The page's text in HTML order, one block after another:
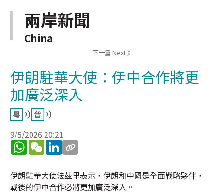
兩岸新聞
China
下一篇 Next 》
伊朗駐華大使：伊中合作將更
加廣泛深入
9/5/2026 20:21
WhatsApp
WeChatLinkedIn
伊朗駐華大使法茲里表示，伊朗和中國是全面戰略夥伴，
戰後的伊中合作必將更加廣泛深入。